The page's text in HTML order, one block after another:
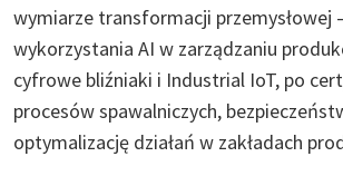
wymiarze transformacji przemysłowej
wykorzystania AI w zarządzaniu
cyfrowe bliźniaki i Industrial IoT, po
procesów spawalniczych,
optymalizację działań w zakładach